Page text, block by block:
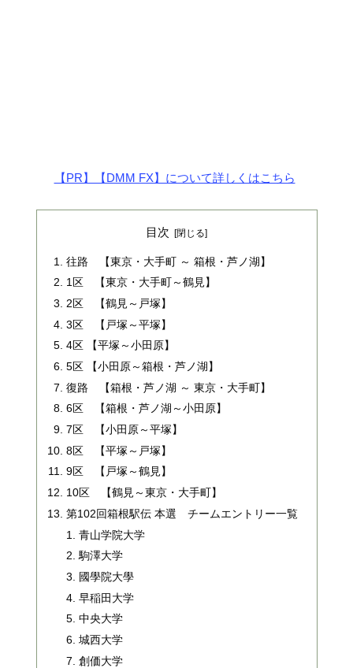
【PR】【DMM FX】について詳しくはこちら
目次
往路 【東京・大手町 ～ 箱根・芦ノ湖】
1区 【東京・大手町～鶴見】
2区 【鶴見～戸塚】
3区 【戸塚～平塚】
4区 【平塚～小田原】
5区 【小田原～箱根・芦ノ湖】
復路 【箱根・芦ノ湖 ～ 東京・大手町】
6区 【箱根・芦ノ湖～小田原】
7区 【小田原～平塚】
8区 【平塚～戸塚】
9区 【戸塚～鶴見】
10区 【鶴見～東京・大手町】
第102回箱根駅伝 本選 チームエントリー一覧
青山学院大学
駒澤大学
國學院大學
早稲田大学
中央大学
城西大学
創価大学